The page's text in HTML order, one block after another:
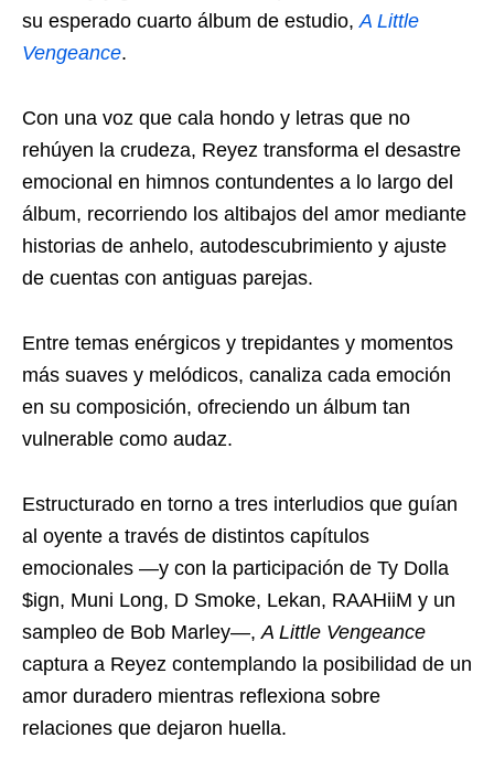
su esperado cuarto álbum de estudio, A Little
Vengeance.
Con una voz que cala hondo y letras que no
rehúyen la crudeza, Reyez transforma el desastre
emocional en himnos contundentes a lo largo del
álbum, recorriendo los altibajos del amor mediante
historias de anhelo, autodescubrimiento y ajuste
de cuentas con antiguas parejas.
Entre temas enérgicos y trepidantes y momentos
más suaves y melódicos, canaliza cada emoción
en su composición, ofreciendo un álbum tan
vulnerable como audaz.
Estructurado en torno a tres interludios que guían
al oyente a través de distintos capítulos
emocionales —y con la participación de Ty Dolla
$ign, Muni Long, D Smoke, Lekan, RAAHiiM y un
sampleo de Bob Marley—, A Little Vengeance
captura a Reyez contemplando la posibilidad de un
amor duradero mientras reflexiona sobre
relaciones que dejaron huella.